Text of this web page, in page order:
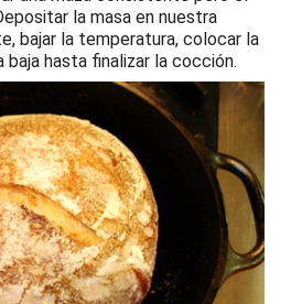
la masa en nuestra
bajar la temperatura, colocar la
baja hasta finalizar la cocción.